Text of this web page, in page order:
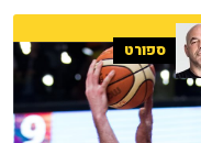
ספורט